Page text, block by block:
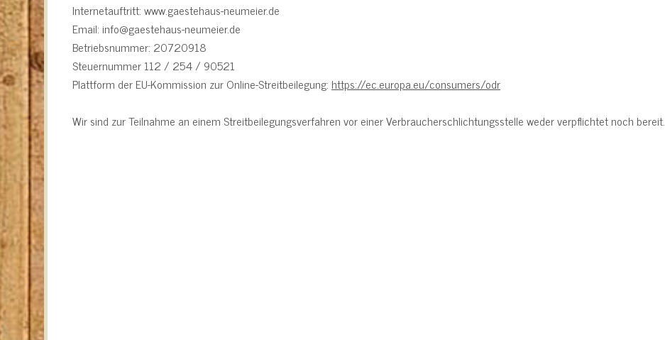
Internetauftritt: www.gaestehaus-neumeier.de
Email: info@gaestehaus-neumeier.de
Betriebsnummer: 20720918
Steuernummer 112 / 254 / 90521
Plattform der EU-Kommission zur Online-Streitbeilegung: https://ec.europa.eu/consumers/odr
Wir sind zur Teilnahme an einem Streitbeilegungsverfahren vor einer Verbraucherschlichtungsstelle weder verpflichtet noch bereit.